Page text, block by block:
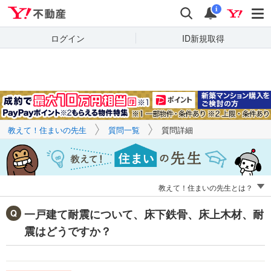
検索 通知
i
ログイン ID新規取得
キーワードで
質問を探す
教えて！住まいの先生 質問一覧 質問詳細
教えて！住まいの先生とは？
一戸建て耐震について、床下鉄骨、床上木材、耐
震はどうですか？